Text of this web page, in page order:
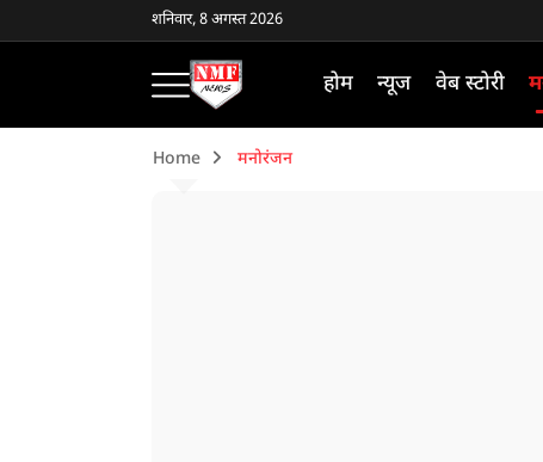
शनिवार, 8 अगस्त 2026
होम न्यूज वेब स्टोरी
Home मनोरंजन